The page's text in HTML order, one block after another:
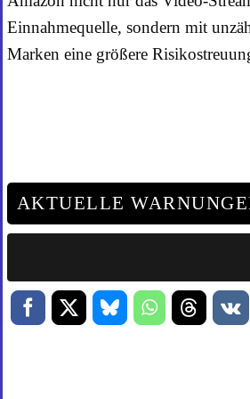
Einnahmequelle, sondern mit
Marken eine größere
AKTUELLE